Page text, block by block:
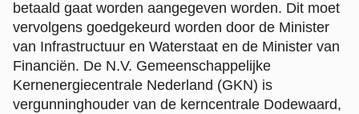
betaald gaat worden aangegeven worden. Dit moet
vervolgens goedgekeurd worden door de Minister
van Infrastructuur en Waterstaat en de Minister van
Financiën. De N.V. Gemeenschappelijke
Kernenergiecentrale Nederland (GKN) is
vergunninghouder van de kerncentrale Dodewaard,